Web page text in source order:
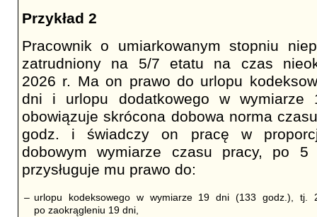
Przykład 2
Pracownik o umiarkowanym stopniu
zatrudniony na 5/7 etatu na czas
2026 r. Ma on prawo do urlopu
dni i urlopu dodatkowego w wymiarze
obowiązuje skrócona dobowa norma
godz. i świadczy on pracę w
dobowym wymiarze czasu pracy, po
przysługuje mu prawo do:
– urlopu kodeksowego w wymiarze 19 dni (133 godz.),
po zaokrągleniu 19 dni,